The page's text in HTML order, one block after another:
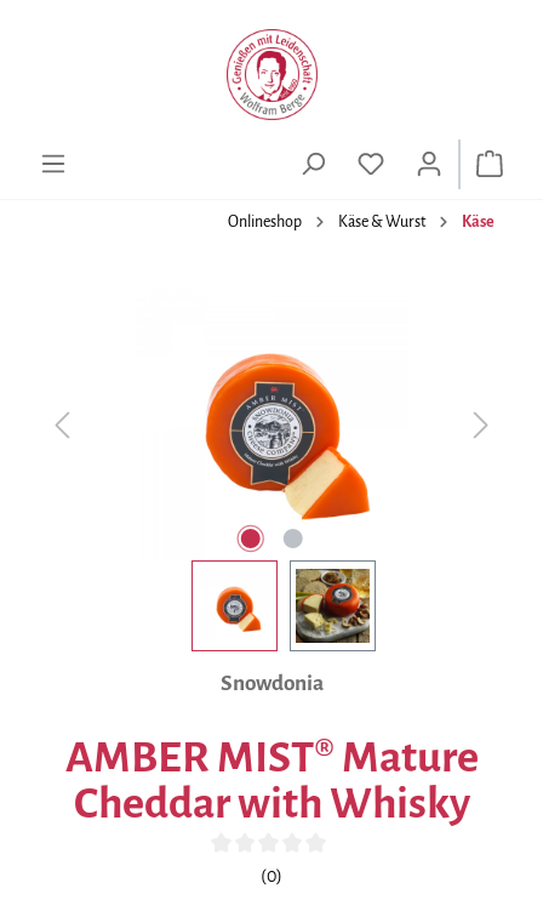
Onlineshop Käse & Wurst Käse
Snowdonia
AMBER MIST® Mature
Cheddar with Whisky
Durchschnittliche Bewertung von 0 von 5 Sternen
(0)